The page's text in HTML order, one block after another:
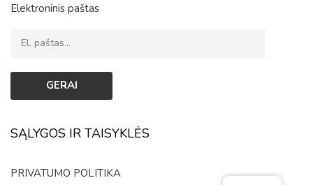
Elektroninis paštas
SĄLYGOS IR TAISYKLĖS
PRIVATUMO POLITIKA